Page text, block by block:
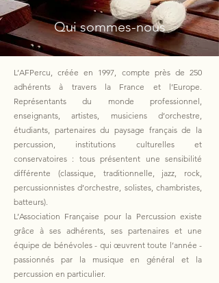
Qui sommes-nous
L’AFPercu, créée en 1997, compte près de 250
adhérents à travers la France et l’Europe.
Représentants du monde professionnel,
enseignants, artistes, musiciens d’orchestre,
étudiants, partenaires du paysage français de la
percussion, institutions culturelles et
conservatoires : tous présentent une sensibilité
différente (classique, traditionnelle, jazz, rock,
percussionnistes d’orchestre, solistes, chambristes,
batteurs).
L’Association Française pour la Percussion existe
grâce à ses adhérents, ses partenaires et une
équipe de bénévoles - qui œuvrent toute l’année -
passionnés par la musique en général et la
percussion en particulier.